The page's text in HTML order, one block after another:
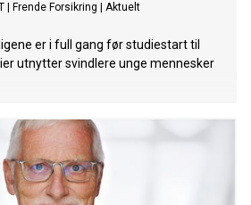
Frende Forsikring Aktuelt
er i full gang før studiestart til
utnytter svindlere unge mennesker